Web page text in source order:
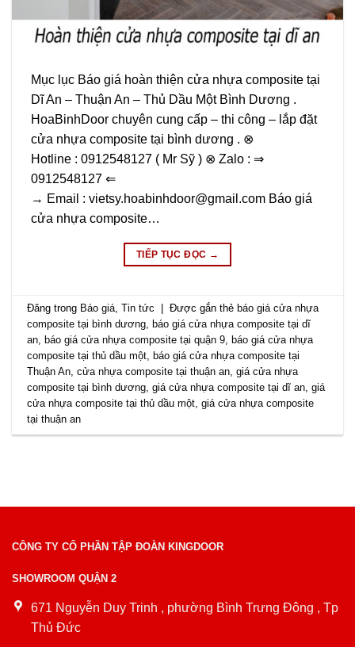
Mục lục Báo giá hoàn thiện cửa nhựa composite tại
Dĩ An – Thuận An – Thủ Dầu Một Bình Dương .
HoaBinhDoor chuyên cung cấp – thi công – lắp đặt
cửa nhựa composite tại bình dương . ⊗
Hotline : 0912548127 ( Mr Sỹ ) ⊗ Zalo : ⇒
0912548127 ⇐
→ Email : vietsy.hoabinhdoor@gmail.com Báo giá
cửa nhựa composite…
TIẾP TỤC ĐỌC →
Đăng trong Báo giá ,Tin tức Được gắn thẻ báo giá cửa nhựa
composite tại bình dương
báo giá cửa nhựa composite tại dĩ
an
báo giá cửa nhựa composite tại quận 9
báo giá cửa nhựa
composite tại thủ dầu một
báo giá cửa nhựa composite tại
Thuận An ,cửa nhựa composite tại thuận an ,giá cửa nhựa
composite tại bình dương ,giá cửa nhựa composite tại dĩ an ,giá
cửa nhựa composite tại thủ dầu một ,giá cửa nhựa composite
tại thuận an
CÔNG TY CỔ PHẦN TẬP ĐOÀN KINGDOOR
SHOWROOM QUẬN 2
671 Nguyễn Duy Trinh , phường Bình Trưng Đông , Tp
Thủ Đức